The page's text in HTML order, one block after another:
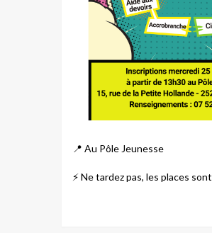
📍 Au Pôle Jeunesse
⚡ Ne tardez pas, les places